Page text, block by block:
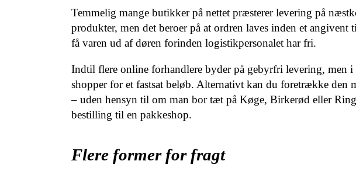
Temmelig mange butikker på nettet præsterer levering på
produkter, men det beroer på at ordren laves inden et angivent
få varen ud af døren forinden logistikpersonalet har fri.
Indtil flere online forhandlere byder på gebyrfri levering, men
shopper for et fastsat beløb. Alternativt kan du foretrække den
– uden hensyn til om man bor tæt på Køge, Birkerød eller
bestilling til en pakkeshop.
Flere former for fragt